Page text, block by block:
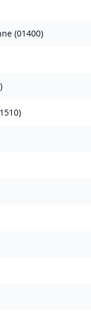
(01400)
)
)